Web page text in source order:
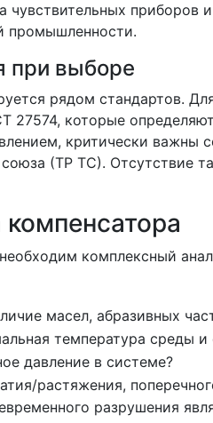
чувствительных приборов
промышленности.
при выборе
рядом стандартов.
27574, которые
критически важны
(ТР ТС). Отсутствие
необходим комплексный
масел, абразивных
температура среды
давление в системе?
растяжения,
разрушения